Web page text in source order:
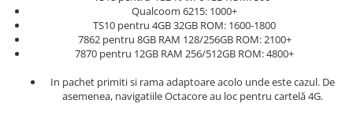
Qualcoom 6215: 1000+
TS10 pentru 4GB 32GB ROM: 1600-1800
7862 pentru 8GB RAM 128/256GB ROM: 2100+
7870 pentru 12GB RAM 256/512GB ROM: 4800+
In pachet primiti si rama adaptoare acolo unde este cazul. De
asemenea, navigatiile Octacore au loc pentru cartelă 4G.